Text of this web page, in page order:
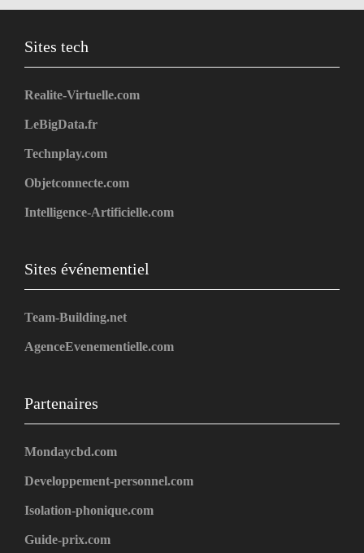
Sites tech
Realite-Virtuelle.com
LeBigData.fr
Technplay.com
Objetconnecte.com
Intelligence-Artificielle.com
Sites événementiel
Team-Building.net
AgenceEvenementielle.com
Partenaires
Mondaycbd.com
Developpement-personnel.com
Isolation-phonique.com
Guide-prix.com